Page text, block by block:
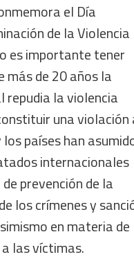
el Día
de la Violencia
es importante tener
más de 20 años la
repudia la violencia
una violación
países han
internacionales
prevención de la
los crímenes y
en materia de
las víctimas.